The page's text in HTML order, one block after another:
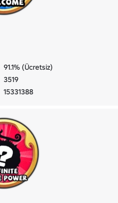
91.1% (Ücretsiz)
3519
15331388